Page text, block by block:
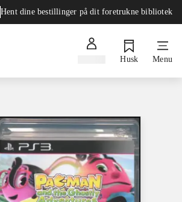
Hent dine bestillinger på dit foretrukne bibliotek
Husk Menu